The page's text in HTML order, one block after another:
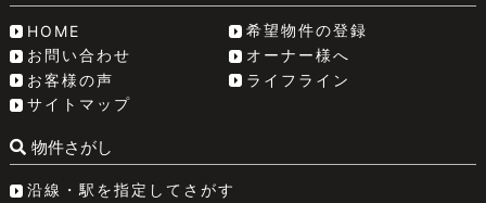
HOME
希望物件の登録
お問い合わせ
オーナー様へ
お客様の声
ライフライン
サイトマップ
物件さがし
沿線・駅を指定してさがす